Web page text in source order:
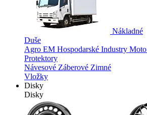
Nákladné
Duše
Agro EM Hospodarské Industry Moto
Protektory
Návesové Záberové Zimné
Vložky
Disky
Disky